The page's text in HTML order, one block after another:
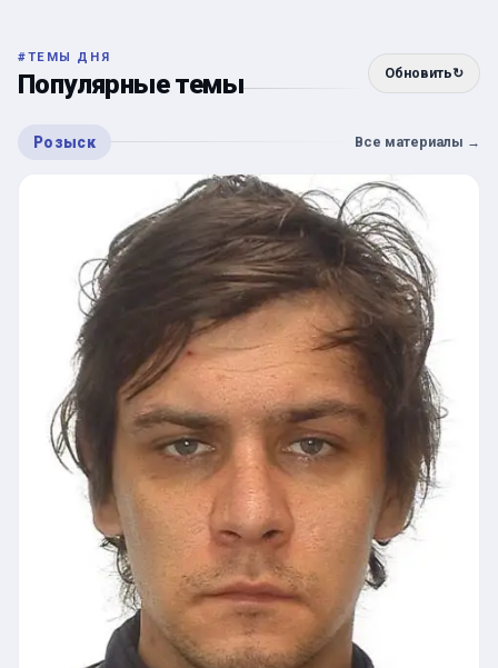
#ТЕМЫ ДНЯ
Популярные темы Обновить↻
Розыск Все материалы →